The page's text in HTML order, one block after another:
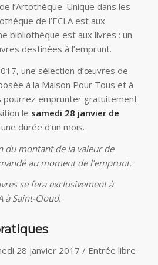
l’Artothèque. Unique dans les
de l’ECLA est aux
bibliothèque est aux livres : un
destinées à l’emprunt.
une sélection d’œuvres de
à la Maison Pour Tous et à
pourrez emprunter gratuitement
le samedi 28 janvier de
durée d’un mois.
du montant de la valeur de
au moment de l’emprunt.
se fera exclusivement à
à Saint-Cloud.
28 janvier 2017 / Entrée libre